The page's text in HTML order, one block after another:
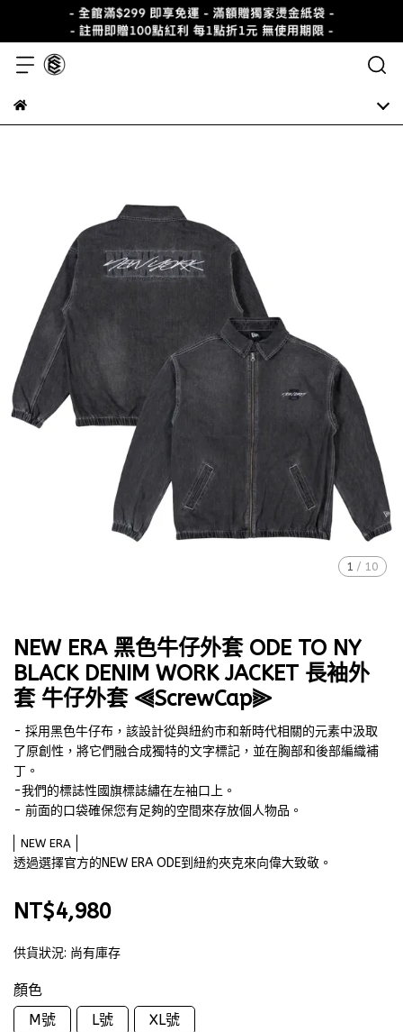
1 / 10
NEW ERA 黑色牛仔外套 ODE TO NY
BLACK DENIM WORK JACKET 長袖外
套 牛仔外套 ⫷ScrewCap⫸
- 採用黑色牛仔布，該設計從與紐約市和新時代相關的元素中汲取
了原創性，將它們融合成獨特的文字標記，並在胸部和後部編織補
丁。
-我們的標誌性國旗標誌繡在左袖口上。
- 前面的口袋確保您有足夠的空間來存放個人物品。
NEW ERA
透過選擇官方的NEW ERA ODE到紐約夾克來向偉大致敬。
NT$4,980
供貨狀況: 尚有庫存
顏色
M號
L號 XL號